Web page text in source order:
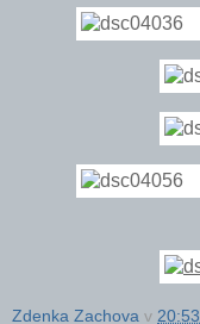
Zdenka Zachova v 20:53